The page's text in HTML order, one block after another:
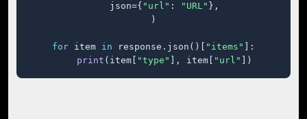
    json={
"url" : "URL" },
)
for item in response.json()[ "items"
]:
print (item[ "type" ], item[ "url" ])